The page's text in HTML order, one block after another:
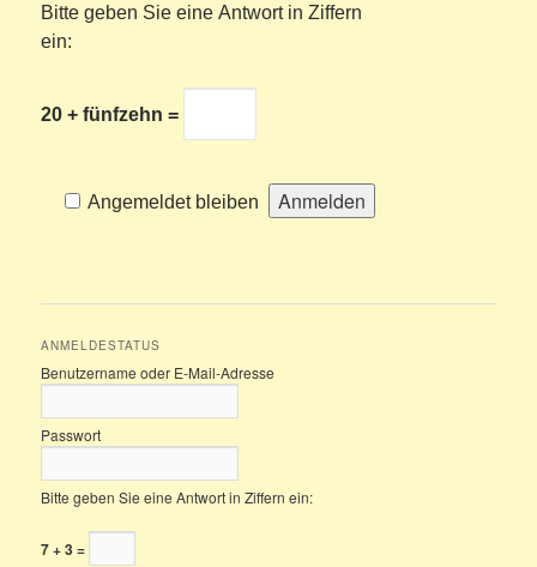
Bitte geben Sie eine Antwort in Ziffern
ein:
20 + fünfzehn =
Angemeldet bleiben
ANMELDESTATUS
Benutzername oder E-Mail-Adresse
Passwort
Bitte geben Sie eine Antwort in Ziffern ein:
7 + 3 =